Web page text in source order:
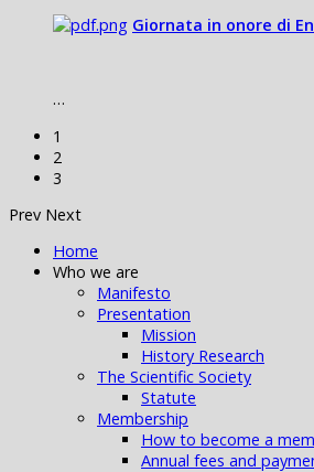
Giornata in onore di
…
1
2
3
Prev Next
Home
Who we are
Manifesto
Presentation
Mission
History Research
The Scientific Society
Statute
Membership
How to become a
Annual fees and